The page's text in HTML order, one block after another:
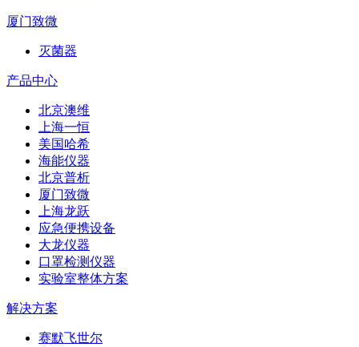
厦门致微
灭菌器
产品中心
北京澳维
上海一恒
美国哈希
海能仪器
北京普析
厦门致微
上海龙跃
应急便携设备
大龙仪器
口罩检测仪器
实验室整体方案
解决方案
赛默飞世尔